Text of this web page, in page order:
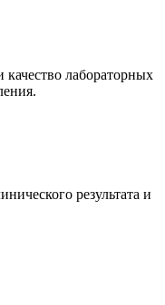
качество лабораторных
результата и